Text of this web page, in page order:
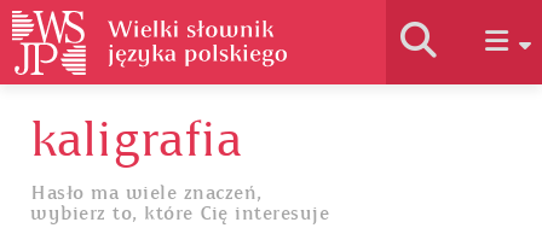
Historia słownika
Jak korzystać
kaligrafia
Hasło ma wiele znaczeń,
wybierz to, które Cię interesuje